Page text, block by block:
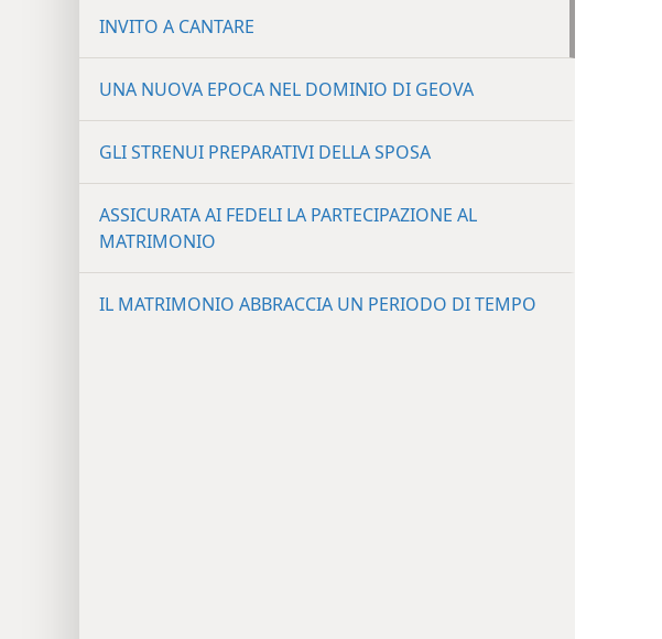
INVITO A CANTARE
UNA NUOVA EPOCA NEL DOMINIO DI GEOVA
GLI STRENUI PREPARATIVI DELLA SPOSA
ASSICURATA AI FEDELI LA PARTECIPAZIONE AL
MATRIMONIO
IL MATRIMONIO ABBRACCIA UN PERIODO DI TEMPO